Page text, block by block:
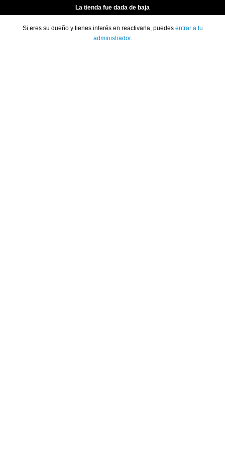
La tienda fue dada de baja
Si eres su dueño y tienes interés en reactivarla, puedes entrar a tu
administrador.